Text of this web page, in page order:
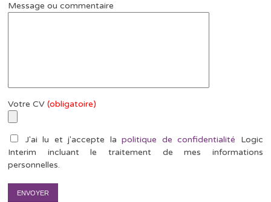
Message ou commentaire
Votre CV(obligatoire)
J'ai lu et j'accepte lapolitique de confidentialité Logic
Interim incluant le traitement de mes informations
personnelles.